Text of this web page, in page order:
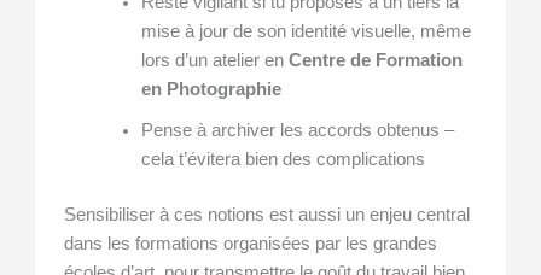
mise à jour de son identité visuelle, même
lors d’un atelier en Centre de Formation
en Photographie
Pense à archiver les accords obtenus –
cela t’évitera bien des complications
Sensibiliser à ces notions est aussi un enjeu central
dans les formations organisées par les grandes